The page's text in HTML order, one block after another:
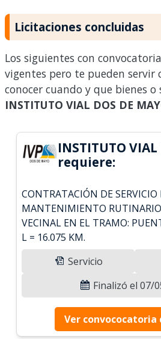
Licitaciones concluidas
Los siguientes con
vigentes pero te pueden servir
conocer cuando y que bienes
INSTITUTO VIAL DOS DE
INSTITUTO VIAL
requiere:
CONTRATACIÓN DE SERVICIO
MANTENIMIENTO
VECINAL EN EL TRAMO:
L = 16.075 KM.
Servicio
Finalizó el 07/
Ver convococatoria